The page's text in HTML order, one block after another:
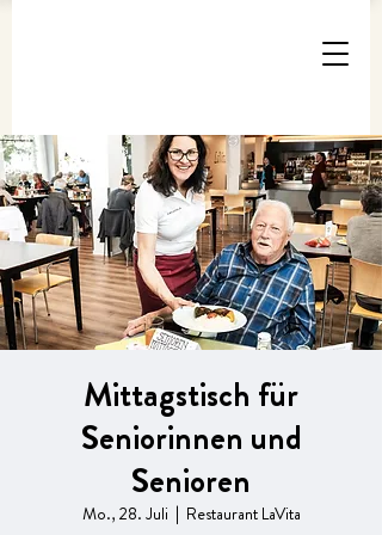
Mittagstisch für
Seniorinnen und
Senioren
Mo., 28. Juli
  |
Restaurant LaVita